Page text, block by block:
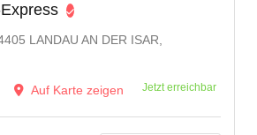
LANDAU AN DER ISAR,
Auf Karte zeigen Jetzt erreichbar